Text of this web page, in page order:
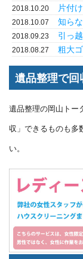
2018.10.20 片付
2018.10.07 知ら
2018.09.23 引っ
2018.08.27 粗大
遺品整理で回
遺品整理の岡山トー
収」できるものも多
い。